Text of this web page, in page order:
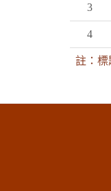
3
4
註：標